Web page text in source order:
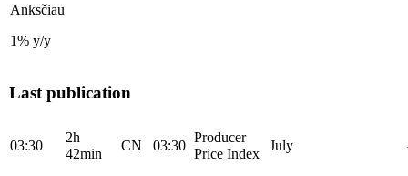
Anksčiau
1% y/y
Last publication
03:30
2h
42min
CN 03:30
Producer
Price Index
July